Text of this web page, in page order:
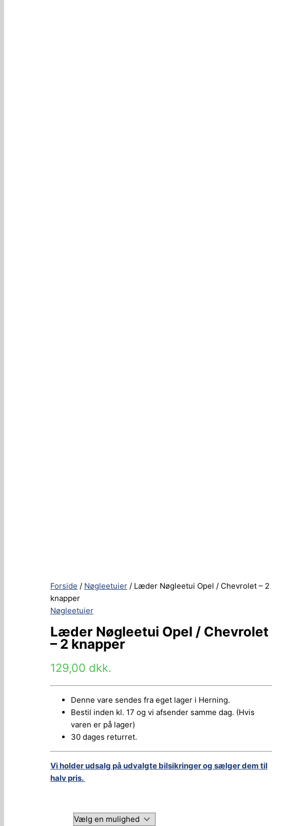
Forside / Nøgleetuier / Læder Nøgleetui Opel / Chevrolet – 2
knapper
Nøgleetuier
Læder Nøgleetui Opel / Chevrolet
– 2 knapper
129,00 dkk.
Denne vare sendes fra eget lager i Herning.
Bestil inden kl. 17 og vi afsender samme dag. (Hvis
varen er på lager)
30 dages returret.
Vi holder udsalg på udvalgte bilsikringer og sælger dem til
halv pris.